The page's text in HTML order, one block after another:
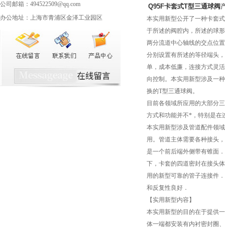
公司邮箱：494522509@qq.com
办公地址：上海市青浦区金泽工业园区
Q95F卡套式T型三通球阀
本实用新型公开了一种卡套
于所述的阀腔内，所述的球
两分流道中心轴线的交点位
分别设置有所述的等径端头
单，成本低廉，连接方式灵
向控制。本实用新型涉及一
换的T型三通球阀。
目前各领域所应用的大部分
方式和功能并不*，特别是在
本实用新型涉及管道配件领
用。管道主体需要各种接头
是一个前后端外侧带有锥面
下，卡套的四道密封在接头
用的新型可靠的管子连接件
和反复性良好．
【实用新型内容】
本实用新型的目的在于提供
体一端都安装有内衬密封圈